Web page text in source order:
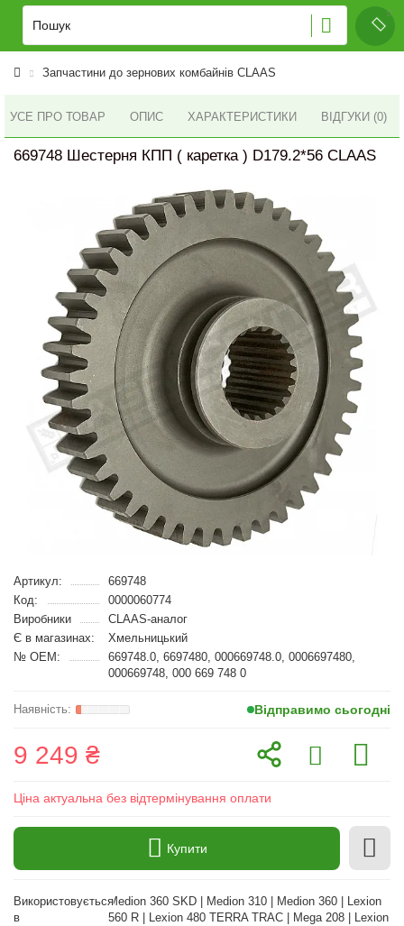
Запчастини до зернових комбайнів CLAAS
УСЕ ПРО ТОВАР ОПИС ХАРАКТЕРИСТИКИ ВІДГУКИ (0)
669748 Шестерня КПП ( каретка ) D179.2*56 CLAAS
Артикул:
669748
Код:
0000060774
Виробники
CLAAS-аналог
Є в магазинах:
Хмельницький
№ OEM:
669748.0, 6697480, 000669748.0, 0006697480,
000669748, 000 669 748 0
Відправимо сьогодні
9 249 ₴
Ціна актуальна без відтермінування оплати
Купити
Використовується
в
Medion 360 SKD | Medion 310 | Medion 360 | Lexion
560 R | Lexion 480 TERRA TRAC | Mega 208 | Lexion